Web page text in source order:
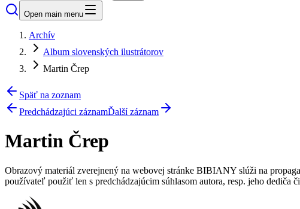
Open main menu
Archív
Album slovenských ilustrátorov
Martin Črep
Späť na zoznam
Predchádzajúci záznamĎalší záznam
Martin Črep
Obrazový materiál zverejnený na webovej stránke BIBIANY slúži na
používateľ použiť len s predchádzajúcim súhlasom autora, resp. jeho dediča